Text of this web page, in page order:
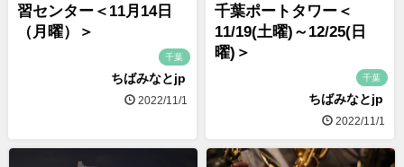
習センター＜11月14日
（月曜）＞
千葉
ちばみなとjp
2022/11/1
千葉ポートタワー＜
11/19(土曜)～12/25(日
曜)＞
千葉
ちばみなとjp
2022/11/1